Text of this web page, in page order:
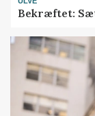
Bekræftet: